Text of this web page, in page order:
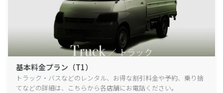
基本料金プラン（T1）
トラック・バスなどのレンタル、お得な割引料金や予約、乗り捨
てなどの詳細は、こちらから各店舗にお電話ください。